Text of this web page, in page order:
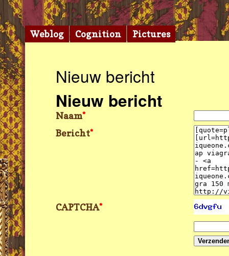
Nieuw bericht
Nieuw bericht
Naam*
Bericht*
CAPTCHA*
Weblog Cognition Pictures